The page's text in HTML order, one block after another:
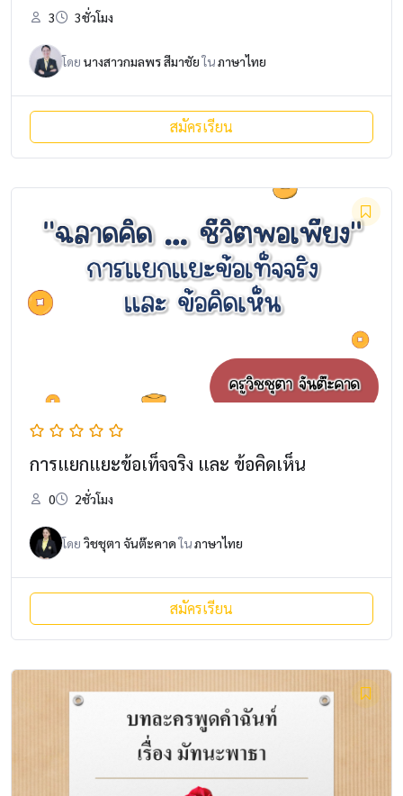
3 3ชั่วโมง
โดย นางสาวกมลพร สีมาชัยในภาษาไทย
สมัครเรียน
การแยกแยะข้อเท็จจริง และ ข้อคิดเห็น
0 2ชั่วโมง
โดย วิชชุตา จันต๊ะคาดในภาษาไทย
สมัครเรียน